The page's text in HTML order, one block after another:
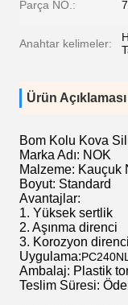
Parça NO.:
Anahtar kelimeler:
Ürün Açıklaması
Bom Kolu Kova
Marka Adı: NOK
Malzeme: Kauçuk
Boyut: Standard
Avantajlar:
1. Yüksek sertlik
2. Aşınma direnci
3. Korozyon direnci
Uygulama:
Ambalaj: Plastik
Teslim Süresi: